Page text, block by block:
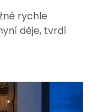
rychle
děje, tvrdí